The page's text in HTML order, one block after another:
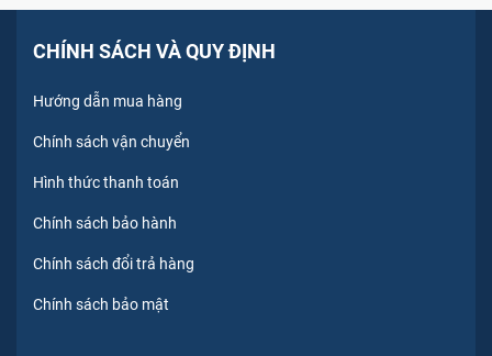
CHÍNH SÁCH VÀ QUY ĐỊNH
Hướng dẫn mua hàng
Chính sách vận chuyển
Hình thức thanh toán
Chính sách bảo hành
Chính sách đổi trả hàng
Chính sách bảo mật